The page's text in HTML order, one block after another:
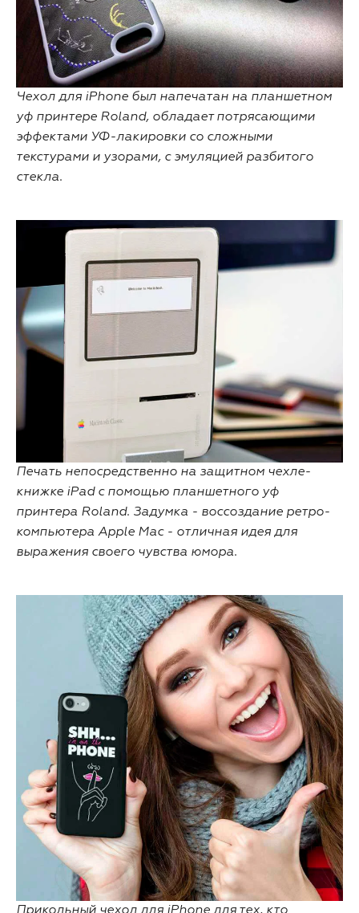
Чехол для iPhone был напечатан на планшетном
уф принтере Roland, обладает потрясающими
эффектами УФ-лакировки со сложными
текстурами и узорами, с эмуляцией разбитого
стекла.
Печать непосредственно на защитном чехле-
книжке iPad с помощью планшетного уф
принтера Roland. Задумка - воссоздание ретро-
компьютера Apple Mac - отличная идея для
выражения своего чувства юмора.